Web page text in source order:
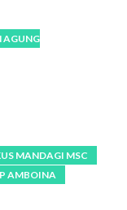
AGUNG
MANDAGI MSC
AMBOINA